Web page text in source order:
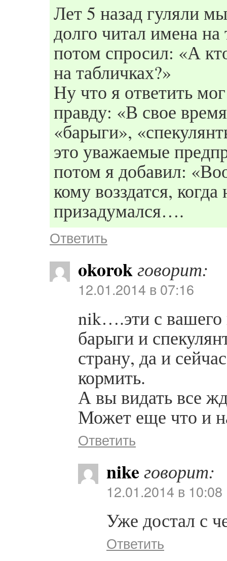
Лет 5 назад гуляли
долго читал имена на
потом спросил: «А
на табличках?»
Ну что я ответить
правду: «В свое
«барыги»,
это уважаемые
потом я добавил:
кому возздатся,
призадумался….
Ответить
okorokговорит:
12.01.2014 в 07:16
nik….эти с
барыги и
страну, да и
кормить.
А вы видать все
Может еще что и
Ответить
nike говорит:
12.01.2014 в 10:08
Уже достал с
Ответить